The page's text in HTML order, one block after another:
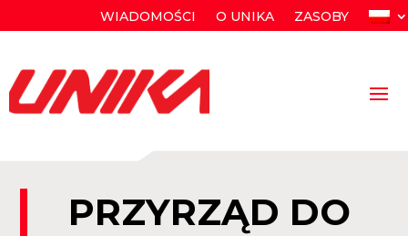
WIADOMOŚCI O UNIKA ZASOBY
PRZYRZĄD DO